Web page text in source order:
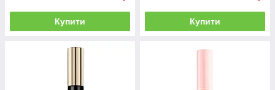
Купити Купити